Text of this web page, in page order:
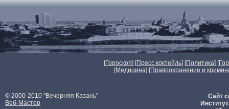
[Гороскоп] [Пресс коктейль] [Политика] [
[Медицина] [Правоохранение и
© 2000-2010 "Вечерняя Казань"
Веб-Мастер
Сайт